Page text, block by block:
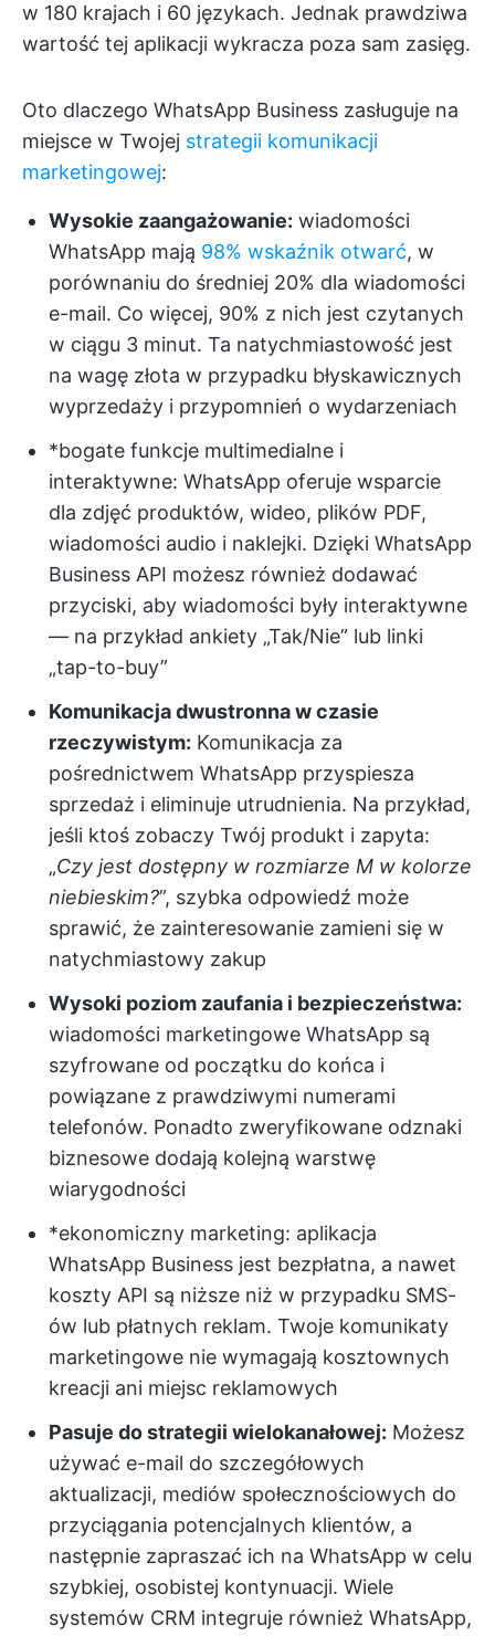
w 180 krajach i 60 językach. Jednak prawdziwa
wartość tej aplikacji wykracza poza sam zasięg.
Oto dlaczego WhatsApp Business zasługuje na
miejsce w Twojej strategii komunikacji
marketingowej:
Wysokie zaangażowanie: wiadomości
WhatsApp mają 98% wskaźnik otwarć, w
porównaniu do średniej 20% dla wiadomości
e-mail. Co więcej, 90% z nich jest czytanych
w ciągu 3 minut. Ta natychmiastowość jest
na wagę złota w przypadku błyskawicznych
wyprzedaży i przypomnień o wydarzeniach
*bogate funkcje multimedialne i
interaktywne: WhatsApp oferuje wsparcie
dla zdjęć produktów, wideo, plików PDF,
wiadomości audio i naklejki. Dzięki WhatsApp
Business API możesz również dodawać
przyciski, aby wiadomości były interaktywne
— na przykład ankiety „Tak/Nie” lub linki
„tap-to-buy”
Komunikacja dwustronna w czasie
rzeczywistym: Komunikacja za
pośrednictwem WhatsApp przyspiesza
sprzedaż i eliminuje utrudnienia. Na przykład,
jeśli ktoś zobaczy Twój produkt i zapyta:
„Czy jest dostępny w rozmiarze M w kolorze
niebieskim?”, szybka odpowiedź może
sprawić, że zainteresowanie zamieni się w
natychmiastowy zakup
Wysoki poziom zaufania i bezpieczeństwa:
wiadomości marketingowe WhatsApp są
szyfrowane od początku do końca i
powiązane z prawdziwymi numerami
telefonów. Ponadto zweryfikowane odznaki
biznesowe dodają kolejną warstwę
wiarygodności
*ekonomiczny marketing: aplikacja
WhatsApp Business jest bezpłatna, a nawet
koszty API są niższe niż w przypadku SMS-
ów lub płatnych reklam. Twoje komunikaty
marketingowe nie wymagają kosztownych
kreacji ani miejsc reklamowych
Pasuje do strategii wielokanałowej: Możesz
używać e-mail do szczegółowych
aktualizacji, mediów społecznościowych do
przyciągania potencjalnych klientów, a
następnie zapraszać ich na WhatsApp w celu
szybkiej, osobistej kontynuacji. Wiele
systemów CRM integruje również WhatsApp,